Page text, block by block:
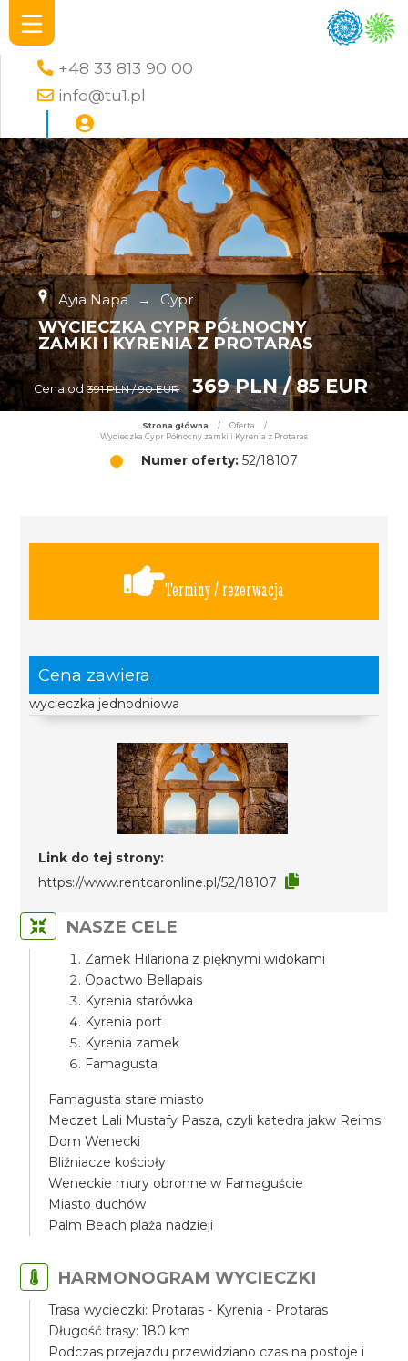
+48 33 813 90 00
info@tu1.pl
Ayia Napa → Cypr
WYCIECZKA CYPR PÓŁNOCNY
ZAMKI I KYRENIA Z PROTARAS
Cena od 391 PLN / 90 EUR 369 PLN / 85 EUR
Strona główna / Oferta
/
Wycieczka Cypr Północny zamki i Kyrenia z Protaras
Numer oferty: 52/18107
Terminy / rezerwacja
Cena zawiera
wycieczka jednodniowa
Link do tej strony:
https://www.rentcaronline.pl/52/18107
NASZE CELE
Zamek Hilariona z pięknymi widokami
Opactwo Bellapais
Kyrenia starówka
Kyrenia port
Kyrenia zamek
Famagusta
Famagusta stare miasto
Meczet Lali Mustafy Pasza, czyli katedra jakw Reims
Dom Wenecki
Bliźniacze kościoły
Weneckie mury obronne w Famaguście
Miasto duchów
Palm Beach plaża nadzieji
HARMONOGRAM WYCIECZKI
Trasa wycieczki: Protaras - Kyrenia - Protaras
Długość trasy: 180 km
Podczas przejazdu przewidziano czas na postoje i